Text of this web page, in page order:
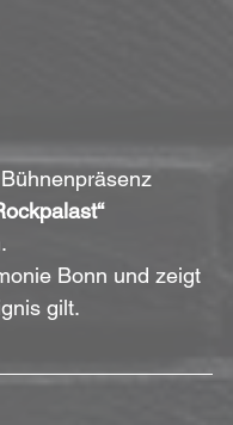
Bonn und zeigt
gilt.